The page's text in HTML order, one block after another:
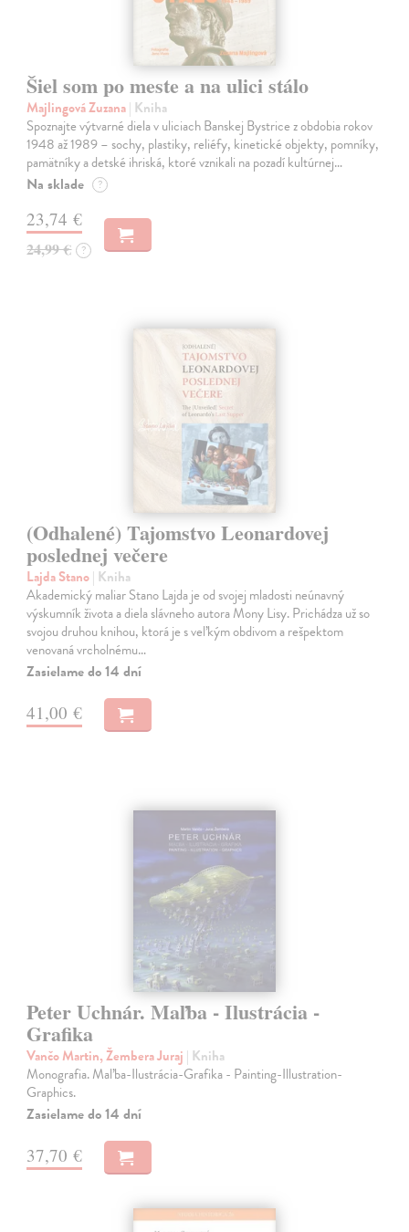
Šiel som po meste a na ulici stálo
Majlingová Zuzana| Kniha
Spoznajte výtvarné diela v uliciach Banskej Bystrice z obdobia rokov
1948 až 1989 – sochy, plastiky, reliéfy, kinetické objekty, pomníky,
pamätníky a detské ihriská, ktoré vznikali na pozadí kultúrnej…
Na sklade ?
23,74 €
24,99 € ?
(Odhalené) Tajomstvo Leonardovej
poslednej večere
Lajda Stano| Kniha
Akademický maliar Stano Lajda je od svojej mladosti neúnavný
výskumník života a diela slávneho autora Mony Lisy. Prichádza už so
svojou druhou knihou, ktorá je s veľkým obdivom a rešpektom
venovaná vrcholnému…
Zasielame do 14 dní
41,00 €
Peter Uchnár. Maľba - Ilustrácia -
Grafika
Vančo Martin, Žembera Juraj | Kniha
Monografia. Maľba-Ilustrácia-Grafika - Painting-Illustration-
Graphics.
Zasielame do 14 dní
37,70 €